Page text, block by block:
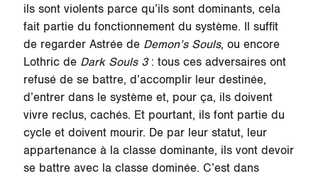
ils sont violents parce qu’ils sont dominants, cela
fait partie du fonctionnement du système. Il suffit
de regarder Astrée de Demon’s Souls, ou encore
Lothric de Dark Souls 3: tous ces adversaires ont
refusé de se battre, d’accomplir leur destinée,
d’entrer dans le système et, pour ça, ils doivent
vivre reclus, cachés. Et pourtant, ils font partie du
cycle et doivent mourir. De par leur statut, leur
appartenance à la classe dominante, ils vont devoir
se battre avec la classe dominée. C’est dans